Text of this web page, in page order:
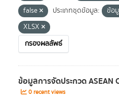
false
ประเภทชุดข้อมูล: ข้อ
XLSX
กรองผลลัพธ์
ข้อมูลการจัดประกวด ASEAN
0 recent views